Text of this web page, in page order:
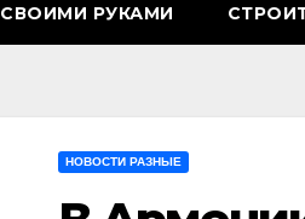
СВОИМИ РУКАМИ
НОВОСТИ РАЗНЫЕ